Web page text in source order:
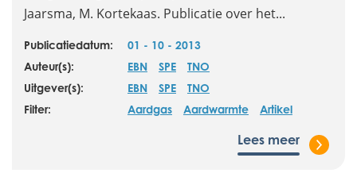
Jaarsma, M. Kortekaas. Publicatie over het...
Publicatiedatum:
01 - 10 - 2013
Auteur(s):
EBN SPE
TNO
Uitgever(s):
EBN SPE
TNO
Filter:
Aardgas Aardwarmte Artikel
Lees meer